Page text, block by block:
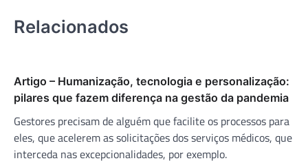
Relacionados
Artigo – Humanização, tecnologia e personalização:
pilares que fazem diferença na gestão da pandemia
Gestores precisam de alguém que facilite os processos para
eles, que acelerem as solicitações dos serviços médicos, que
interceda nas excepcionalidades, por exemplo.